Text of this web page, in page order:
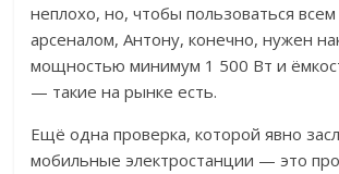
неплохо, но, чтобы пользоваться
арсеналом, Антону, конечно, нужен
мощностью минимум 1 500 Вт и
— такие на рынке есть.
Ещё одна проверка, которой явно
мобильные электростанции — это